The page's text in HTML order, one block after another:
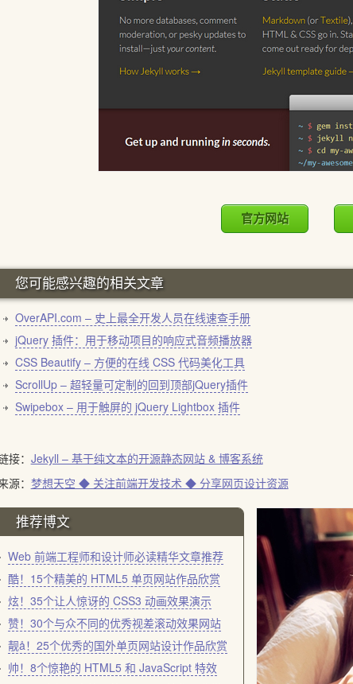
官方网站
您可能感兴趣的相关文章
OverAPI.com – 史上最全开发人员在线速查手册
jQuery 插件：用于移动项目的响应式音频播放器
CSS Beautify – 方便的在线 CSS 代码美化工具
ScrollUp – 超轻量可定制的回到顶部jQuery插件
Swipebox – 用于触屏的 jQuery Lightbox 插件
接： Jekyll – 基于纯文本的开源静态网站 & 博客系统
源： 梦想天空 ◆ 关注前端开发技术 ◆ 分享网页设计资源
推荐博文
Web 前端工程师和设计师必读精华文章推荐
酷！15个精美的 HTML5 单页网站作品欣赏
炫！35个让人惊讶的 CSS3 动画效果演示
赞！30个与众不同的优秀视差滚动效果网站
靓å！25个优秀的国外单页网站设计作品欣赏
帅！8个惊艳的 HTML5 和 JavaScript 特效